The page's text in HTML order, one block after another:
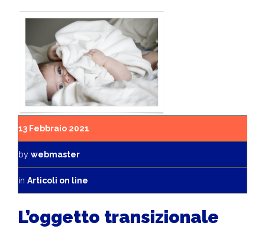
13 Febbraio 2021
by webmaster
in Articoli on line
L’oggetto transizionale